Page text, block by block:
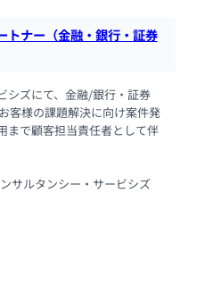
トナー（金融・銀行・証券
シズにて、金融/銀行・証券
客様の課題解決に向け案件発
まで顧客担当責任者として伴
サルタンシー・サービシズ